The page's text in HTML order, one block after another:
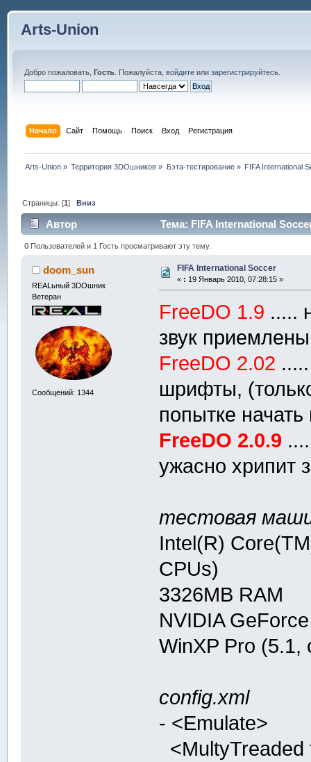
Arts-Union
Добро пожаловать, Гость. Пожалуйста, войдитеили зарегистрируйтесь.
Начало Сайт Помощь Поиск Вход Регистрация
Arts-Union » Территория 3DOшников » Бэта-тестирование» FIFA International
Страницы: [1]Вниз
Автор Тема: FIFA International
0 Пользователей и 1 Гость просматривают эту тему.
doom_sun
REALьный 3DOшник
Ветеран
Сообщений: 1344
FIFA International Soccer
« : 19 Январь 2010, 07:28:15 »
FreeDO 1.9 .....
звук
FreeDO 2.02
шрифты,
попытке
FreeDO 2.0.9
ужасно хрипит
тестовая
Intel(R)
CPUs)
3326MB RAM
NVIDIA
WinXP Pro (5.1,
config.xml
- <Emulate>